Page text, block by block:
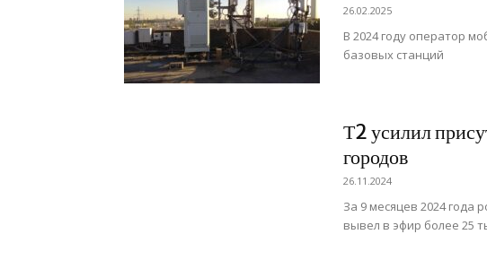
26.02.2025
В 2024 году оператор
базовых станций
Т2 усилил
городов
26.11.2024
За 9 месяцев 2024 года
вывел в эфир более 25